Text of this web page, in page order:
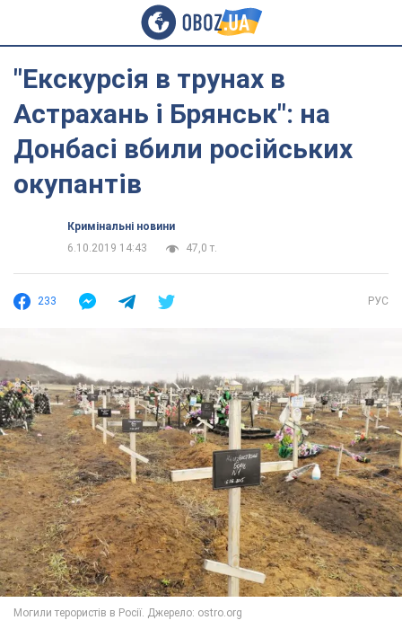
"Екскурсія в трунах в
Астрахань і Брянськ": на
Донбасі вбили російських
окупантів
Кримінальні новини
6.10.2019 14:43
47,0 т.
233 РУС